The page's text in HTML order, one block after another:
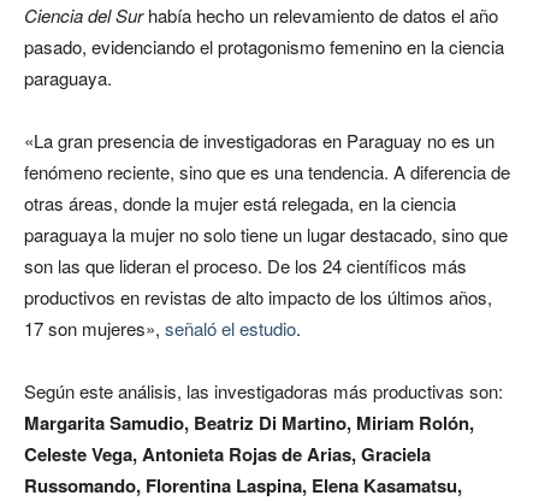
Ciencia del Surhabía hecho un relevamiento de datos el año
pasado, evidenciando el protagonismo femenino en la ciencia
paraguaya.
«La gran presencia de investigadoras en Paraguay no es un
fenómeno reciente, sino que es una tendencia. A diferencia de
otras áreas, donde la mujer está relegada, en la ciencia
paraguaya la mujer no solo tiene un lugar destacado, sino que
son las que lideran el proceso. De los 24 científicos más
productivos en revistas de alto impacto de los últimos años,
17 son mujeres», señaló el estudio.
Según este análisis, las investigadoras más productivas son:
Margarita Samudio, Beatriz Di Martino, Miriam Rolón,
Celeste Vega, Antonieta Rojas de Arias, Graciela
Russomando, Florentina Laspina, Elena Kasamatsu,